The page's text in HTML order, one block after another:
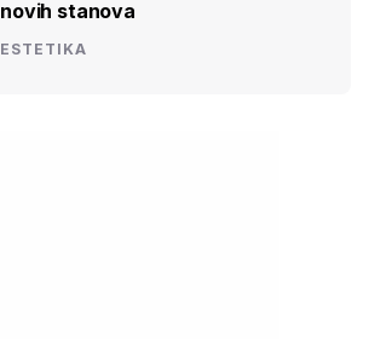
novih stanova
ESTETIKA